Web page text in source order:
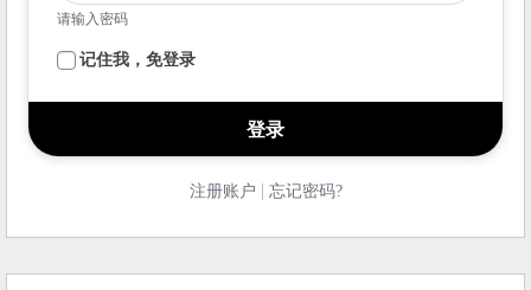
请输入密码
记住我，免登录
注册账户 | 忘记密码?